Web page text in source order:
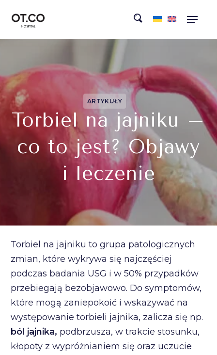
ARTYKUŁY
Torbiel na jajniku –
co to jest? Objawy
i leczenie
Torbiel na jajniku to grupa patologicznych
zmian, które wykrywa się najczęściej
podczas badania USG i w 50% przypadków
przebiegają bezobjawowo. Do symptomów,
które mogą zaniepokoić i wskazywać na
występowanie torbieli jajnika, zalicza się np.
ból jajnika, podbrzusza, w trakcie stosunku,
kłopoty z wypróżnianiem się oraz uczucie